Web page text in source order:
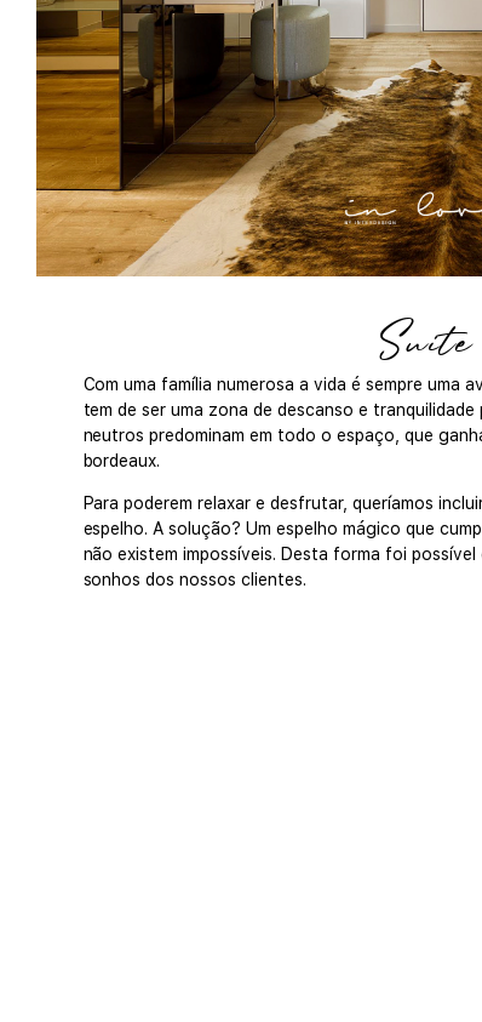
Suite
Com uma família numerosa a vida é sempre uma
tem de ser uma zona de descanso e
neutros predominam em todo o espaço, que
bordeaux.
Para poderem relaxar e desfrutar, queríamos
espelho. A solução? Um espelho mágico que
não existem impossíveis. Desta forma foi
sonhos dos nossos clientes.